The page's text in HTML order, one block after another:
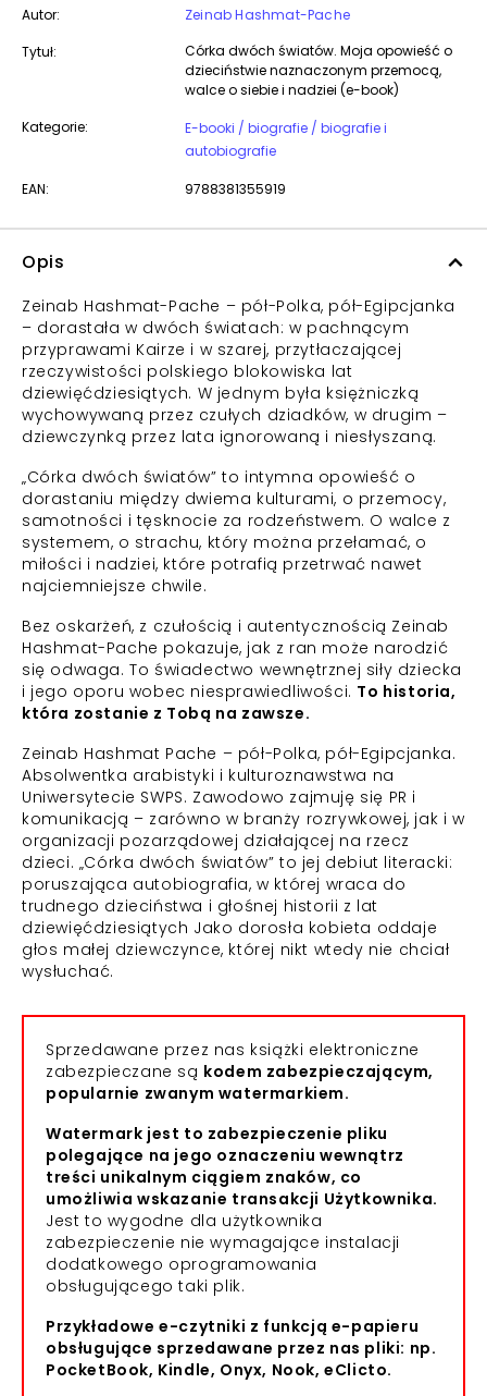
Autor:
Zeinab Hashmat-Pache
Tytuł:
Córka dwóch światów. Moja opowieść o
dzieciństwie naznaczonym przemocą,
walce o siebie i nadziei (e-book)
Kategorie:
E-booki / biografie / biografie i
autobiografie
EAN: 9788381355919
Opis
Zeinab Hashmat-Pache – pół-Polka, pół-Egipcjanka
– dorastała w dwóch światach: w pachnącym
przyprawami Kairze i w szarej, przytłaczającej
rzeczywistości polskiego blokowiska lat
dziewięćdziesiątych. W jednym była księżniczką
wychowywaną przez czułych dziadków, w drugim –
dziewczynką przez lata ignorowaną i niesłyszaną.
„Córka dwóch światów” to intymna opowieść o
dorastaniu między dwiema kulturami, o przemocy,
samotności i tęsknocie za rodzeństwem. O walce z
systemem, o strachu, który można przełamać, o
miłości i nadziei, które potrafią przetrwać nawet
najciemniejsze chwile.
Bez oskarżeń, z czułością i autentycznością Zeinab
Hashmat-Pache pokazuje, jak z ran może narodzić
się odwaga. To świadectwo wewnętrznej siły dziecka
i jego oporu wobec niesprawiedliwości. To historia,
która zostanie z Tobą na zawsze.
Zeinab Hashmat Pache – pół-Polka, pół-Egipcjanka.
Absolwentka arabistyki i kulturoznawstwa na
Uniwersytecie SWPS. Zawodowo zajmuję się PR i
komunikacją – zarówno w branży rozrywkowej, jak i w
organizacji pozarządowej działającej na rzecz
dzieci. „Córka dwóch światów” to jej debiut literacki:
poruszająca autobiografia, w której wraca do
trudnego dzieciństwa i głośnej historii z lat
dziewięćdziesiątych Jako dorosła kobieta oddaje
głos małej dziewczynce, której nikt wtedy nie chciał
wysłuchać.
Sprzedawane przez nas książki elektroniczne
zabezpieczane są kodem zabezpieczającym,
popularnie zwanym watermarkiem.
Watermark jest to zabezpieczenie pliku
polegające na jego oznaczeniu wewnątrz
treści unikalnym ciągiem znaków, co
umożliwia wskazanie transakcji Użytkownika.
Jest to wygodne dla użytkownika
zabezpieczenie nie wymagające instalacji
dodatkowego oprogramowania
obsługującego taki plik.
Przykładowe e-czytniki z funkcją e-papieru
obsługujące sprzedawane przez nas pliki: np.
PocketBook, Kindle, Onyx, Nook, eClicto.